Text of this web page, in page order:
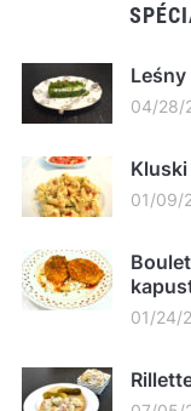
04/28/
Kluski
01/09/
01/24/